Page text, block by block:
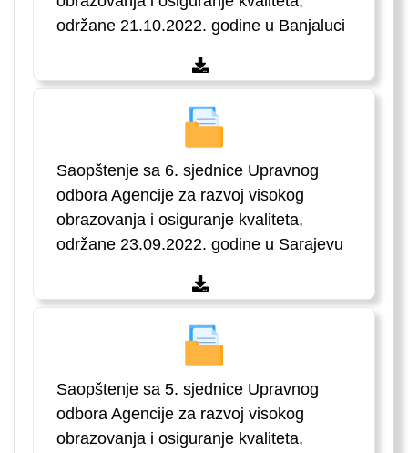
održane 21.10.2022. godine u Banjaluci
Saopštenje sa 6. sjednice Upravnog
odbora Agencije za razvoj visokog
obrazovanja i osiguranje kvaliteta,
održane 23.09.2022. godine u Sarajevu
Saopštenje sa 5. sjednice Upravnog
odbora Agencije za razvoj visokog
obrazovanja i osiguranje kvaliteta,